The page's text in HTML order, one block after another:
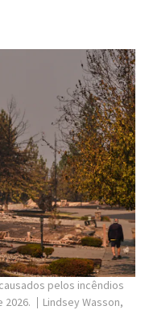
pelos incêndios
Lindsey Wasson,